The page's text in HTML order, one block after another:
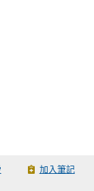
加入筆記